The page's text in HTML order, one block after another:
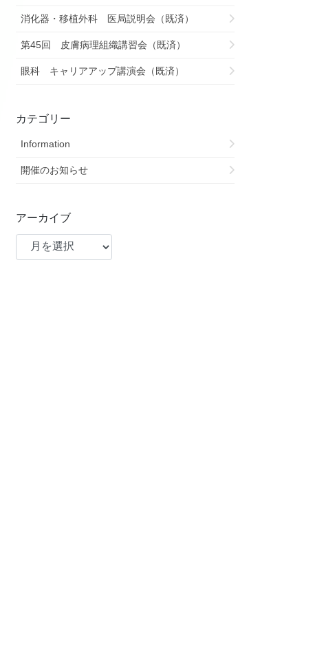
消化器・移植外科 医局説明会（既済）
第45回 皮膚病理組織講習会（既済）
眼科 キャリアアップ講演会（既済）
カテゴリー
Information
開催のお知らせ
アーカイブ